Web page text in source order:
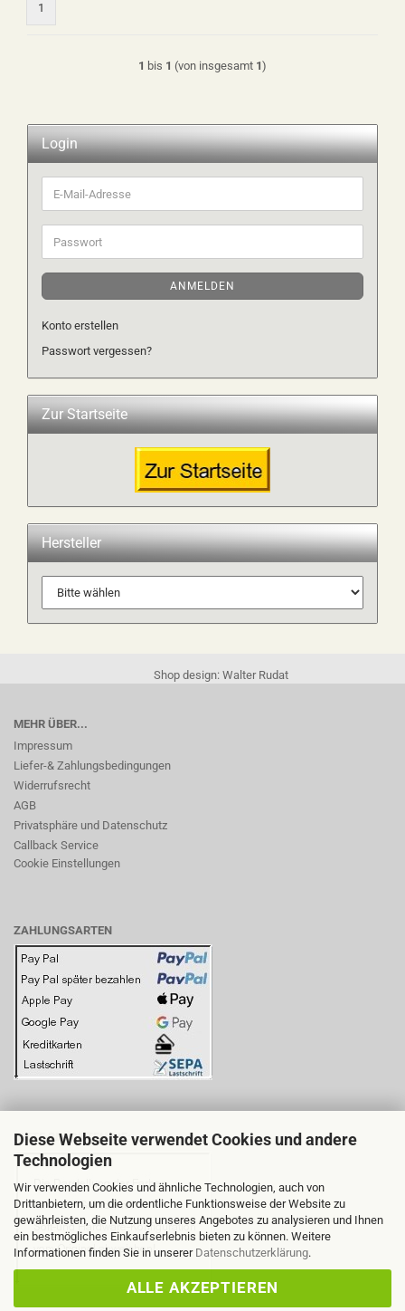
Diese Webseite verwendet Cookies und andere
Technologien
Wir verwenden Cookies und ähnliche Technologien, auch von
Drittanbietern, um die ordentliche Funktionsweise der Website zu
gewährleisten, die Nutzung unseres Angebotes zu analysieren und Ihnen
ein bestmögliches Einkaufserlebnis bieten zu können. Weitere
Informationen finden Sie in unserer Datenschutzerklärung.
ALLE AKZEPTIEREN
1
1 bis 1 (von insgesamt 1)
Login
E-
Mail-
Adresse
Passwort
ANMELDEN
Konto erstellen
Passwort vergessen?
Zur Startseite
Hersteller
Shop design: Walter Rudat
MEHR ÜBER...
Impressum
Liefer-& Zahlungsbedingungen
Widerrufsrecht
AGB
Privatsphäre und Datenschutz
Callback Service
Cookie Einstellungen
ZAHLUNGSARTEN
BITTE BEACHTEN SIE: